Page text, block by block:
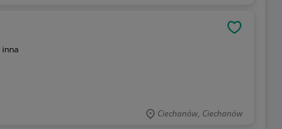
inna
Ciechanów, Ciechanów